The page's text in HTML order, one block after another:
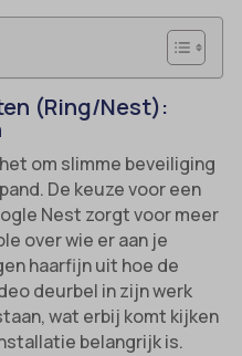
(Ring/Nest):
om slimme beveiliging
De keuze voor een
Nest zorgt voor meer
over wie er aan je
haarfijn uit hoe de
deurbel in zijn werk
wat erbij komt kijken
belangrijk is.